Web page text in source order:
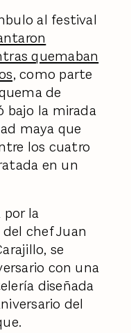
al festival
quemaban
como parte
de
bajo la mirada
maya que
los cuatro
en un
por la
chef Juan
se
con una
diseñada
del